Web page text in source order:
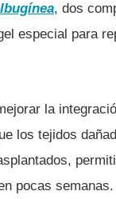
, dos
especial para
la
los tejidos
pocas semanas.